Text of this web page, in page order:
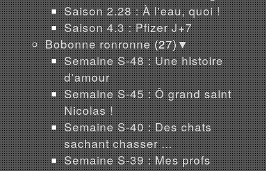
Saison 2.28 : À l'eau, quoi !
Saison 4.3 : Pfizer J+7
Bobonne ronronne (27)▼
Semaine S-48 : Une histoire
d'amour
Semaine S-45 : Ô grand saint
Nicolas !
Semaine S-40 : Des chats
sachant chasser ...
Semaine S-39 : Mes profs